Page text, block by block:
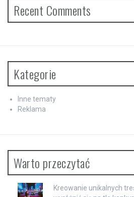
Recent Comments
Kategorie
Inne tematy
Reklama
Warto przeczytać
Kreowanie unikalnych